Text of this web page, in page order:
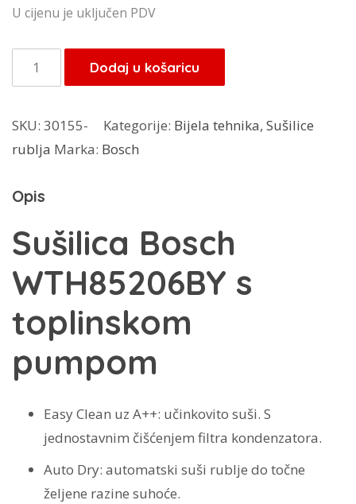
U cijenu je uključen PDV
Bosch
sušilica
s
toplinskom
8
WTH83256BY
količina
Dodaj u košaricu
SKU: 30155- Kategorije: Bijela tehnika, Sušilice
rublja Marka: Bosch
Opis
Sušilica Bosch
WTH85206BY s
toplinskom
pumpom
Easy Clean uz A++: učinkovito suši. S
jednostavnim čišćenjem filtra kondenzatora.
Auto Dry: automatski suši rublje do točne
željene razine suhoće.